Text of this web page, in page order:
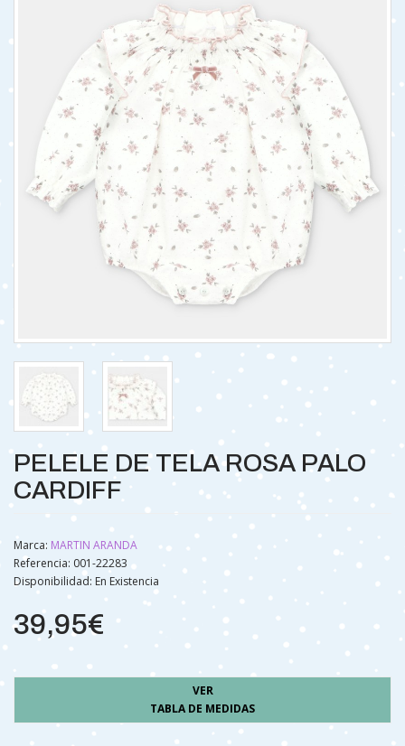
PELELE DE TELA ROSA PALO
CARDIFF
Marca: MARTIN ARANDA
Referencia: 001-22283
Disponibilidad: En Existencia
39,95€
VER
TABLA DE MEDIDAS